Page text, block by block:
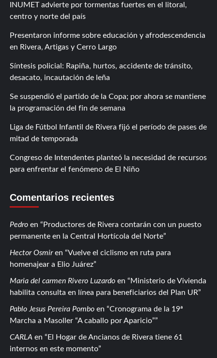
INUMET advierte por tormentas fuertes en el litoral,
centro y norte del país
Presentaron informe sobre educación y afrodescendencia
en Rivera, Artigas y Cerro Largo
Síntesis policial: Rapiña, hurtos, accidente de tránsito,
desacato, incautación de leña
Se suspendió el partido de la Copa; por ahora se mantiene
la programación del fin de semana
Liga de Fútbol Infantil de Rivera fijó el período de pases de
mitad de temporada
Congreso de Intendentes planteó la necesidad de recursos
para enfrentar el fenómeno de El Niño
Comentarios recientes
Pedro en
Productores de Rivera contarán con un puesto
permanente en la Central Hortícola del Norte
Hector Osmiren
Vuelve el ciclismo en ruta para
homenajear a Elio Juárez
Maria del carmen Rivero Luzardo en
Ministerio de Vivienda
habilita consulta en línea para beneficiarios del Plan UR
Pablo Jesus Pereira Pombo en
Cronograma de la 19ª
Marcha a Masoller “A caballo por Aparicio”
CARLA en
El Hogar de Ancianos de Rivera tiene 61
internos en este momento